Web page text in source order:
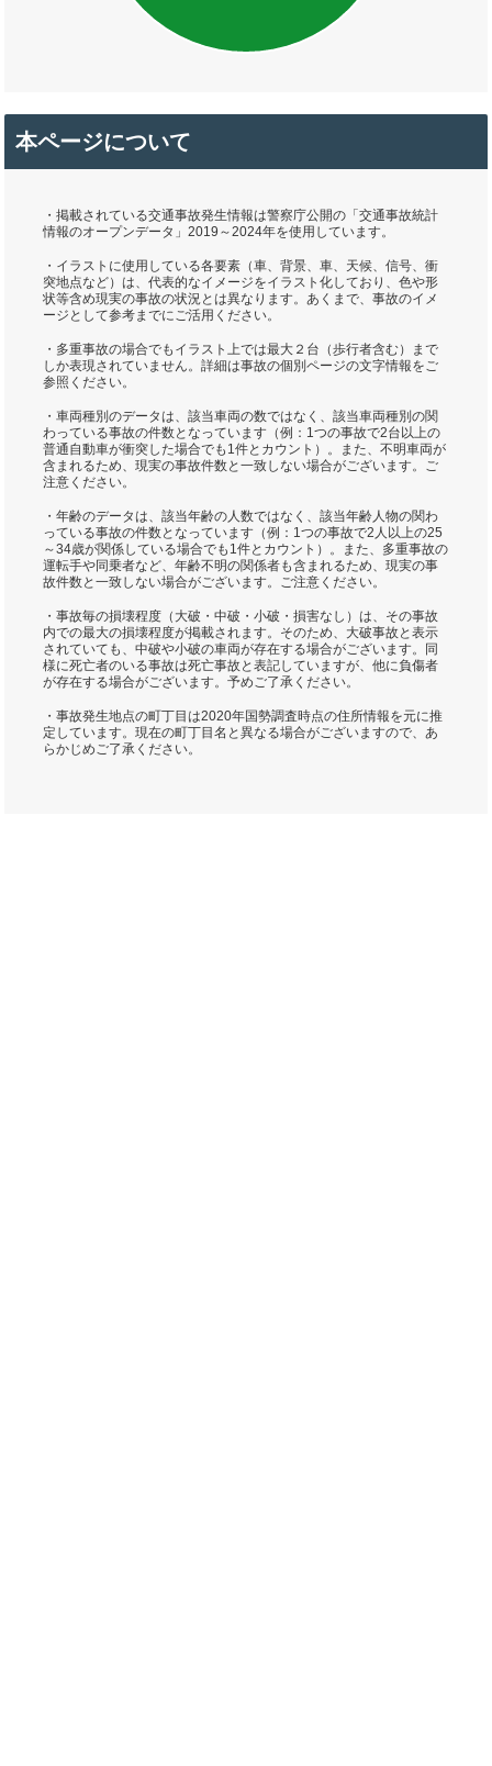
本ページについて
・掲載されている交通事故発生情報は警察庁公開の「交通事故統計
情報のオープンデータ」2019～2024年を使用しています。
・イラストに使用している各要素（車、背景、車、天候、信号、衝
突地点など）は、代表的なイメージをイラスト化しており、色や形
状等含め現実の事故の状況とは異なります。あくまで、事故のイメ
ージとして参考までにご活用ください。
・多重事故の場合でもイラスト上では最大２台（歩行者含む）まで
しか表現されていません。詳細は事故の個別ページの文字情報をご
参照ください。
・車両種別のデータは、該当車両の数ではなく、該当車両種別の関
わっている事故の件数となっています（例：1つの事故で2台以上の
普通自動車が衝突した場合でも1件とカウント）。また、不明車両が
含まれるため、現実の事故件数と一致しない場合がございます。ご
注意ください。
・年齢のデータは、該当年齢の人数ではなく、該当年齢人物の関わ
っている事故の件数となっています（例：1つの事故で2人以上の25
～34歳が関係している場合でも1件とカウント）。また、多重事故の
運転手や同乗者など、年齢不明の関係者も含まれるため、現実の事
故件数と一致しない場合がございます。ご注意ください。
・事故毎の損壊程度（大破・中破・小破・損害なし）は、その事故
内での最大の損壊程度が掲載されます。そのため、大破事故と表示
されていても、中破や小破の車両が存在する場合がございます。同
様に死亡者のいる事故は死亡事故と表記していますが、他に負傷者
が存在する場合がございます。予めご了承ください。
・事故発生地点の町丁目は2020年国勢調査時点の住所情報を元に推
定しています。現在の町丁目名と異なる場合がございますので、あ
らかじめご了承ください。